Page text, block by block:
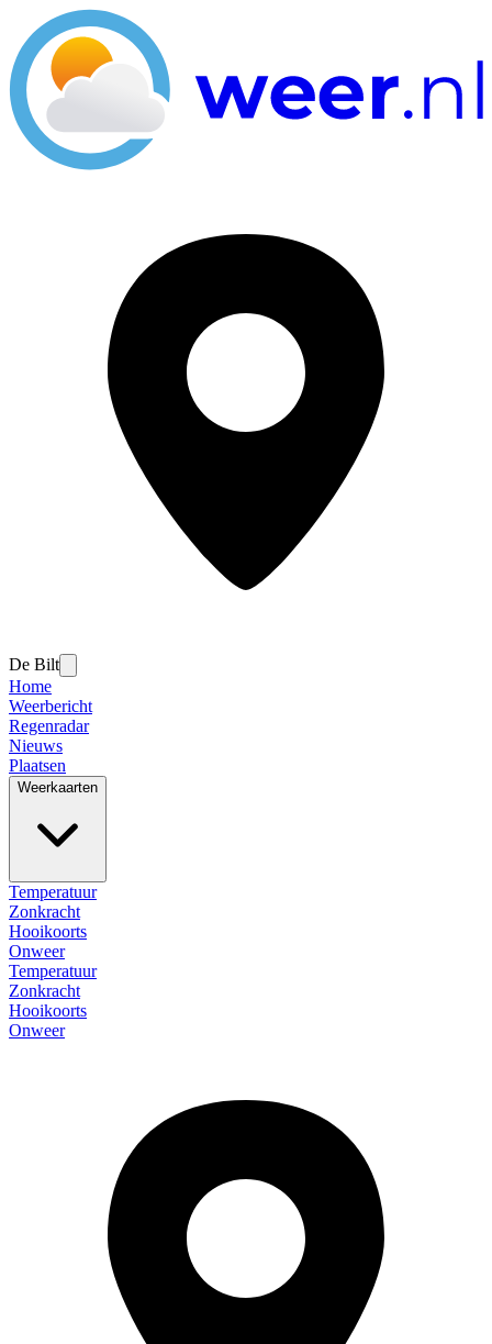
De Bilt
Home
Weerbericht
Regenradar
Nieuws
Plaatsen
Weerkaarten
Temperatuur
Zonkracht
Hooikoorts
Onweer
Temperatuur
Zonkracht
Hooikoorts
Onweer